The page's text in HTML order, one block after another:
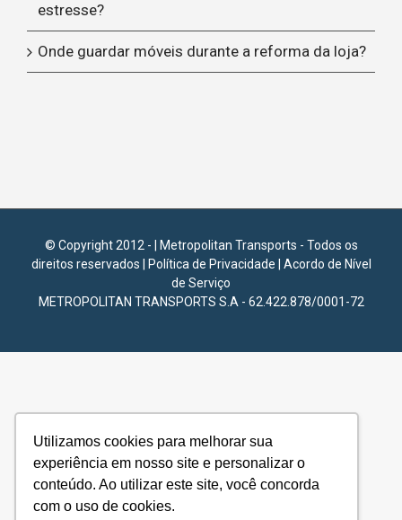
Utilizamos cookies para melhorar sua
experiência em nosso site e personalizar o
conteúdo. Ao utilizar este site, você concorda
com o uso de cookies.
estresse?
Onde guardar móveis durante a reforma da loja?
© Copyright 2012 -
| Metropolitan Transports - Todos os
direitos reservados |
Política de Privacidade
Acordo de Nível
de Serviço
METROPOLITAN TRANSPORTS S.A - 62.422.878/0001-72